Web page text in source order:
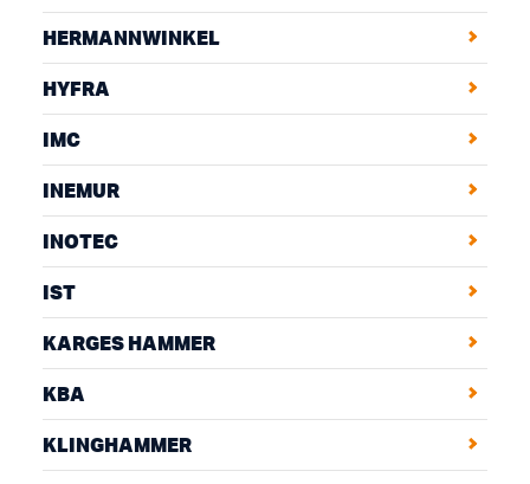
HERMANNWINKEL
HYFRA
IMC
INEMUR
INOTEC
IST
KARGES HAMMER
KBA
KLINGHAMMER